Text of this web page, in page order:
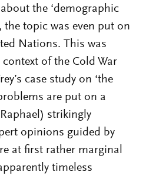
the ‘demographic
the topic was even put on
Nations. This was
of the Cold War
case study on ‘the
are put on a
strikingly
opinions guided by
at first rather marginal
timeless